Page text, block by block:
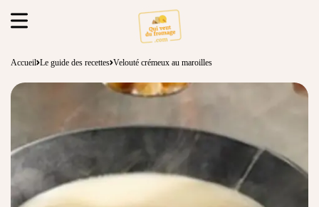
Accueil Le guide des recettes Velouté crémeux au maroilles